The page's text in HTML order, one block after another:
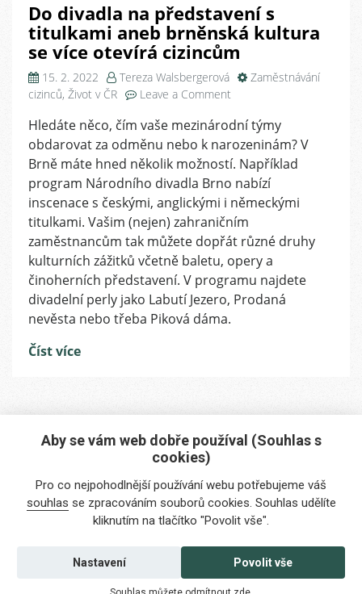
Do divadla na představení s
titulkami aneb brněnská kultura
se více otevírá cizincům
15. 2. 2022 Tereza Walsbergerová
Zaměstnávání
cizinců, Život v ČR Leave a Comment
divadla
na
představení
titulkami
aneb
brněnská
kultura
se
více
otevírá
Hledáte něco, čím vaše mezinárodní týmy
obdarovat za odměnu nebo k narozeninám? V
Brně máte hned několik možností. Například
program Národního divadla Brno nabízí
inscenace s českými, anglickými i německými
titulkami. Vašim (nejen) zahraničním
zaměstnancům tak můžete dopřát různé druhy
kulturních zážitků včetně baletu, opery a
činoherních představení. V programu najdete
divadelní perly jako Labutí Jezero, Prodaná
nevěsta nebo třeba Piková dáma.
Číst více
Máte zájem o naše služby?
Potřebujete poradit?
info@foreigners.cz
+420 211 221 492
Kontaktujte nás
Aby se vám web dobře používal (Souhlas s
cookies)
Pro co nejpohodlnější používání webu potřebujeme váš
souhlas se zpracováním souborů cookies. Souhlas udělíte
kliknutím na tlačítko "Povolit vše".
Povolit vše
Nastavení